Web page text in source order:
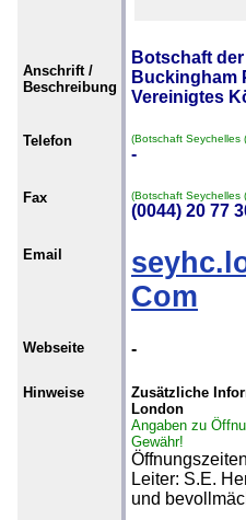
Anschrift /
Beschreibung
Botschaft
Buckingham
Vereinigtes
Telefon (Botschaft Seychelles
-
Fax (Botschaft Seychelles
(0044) 20 77
Email
Com
Webseite -
Hinweise
Zusätzliche
London
Angaben zu
Gewähr!
Leiter: S.E.
und